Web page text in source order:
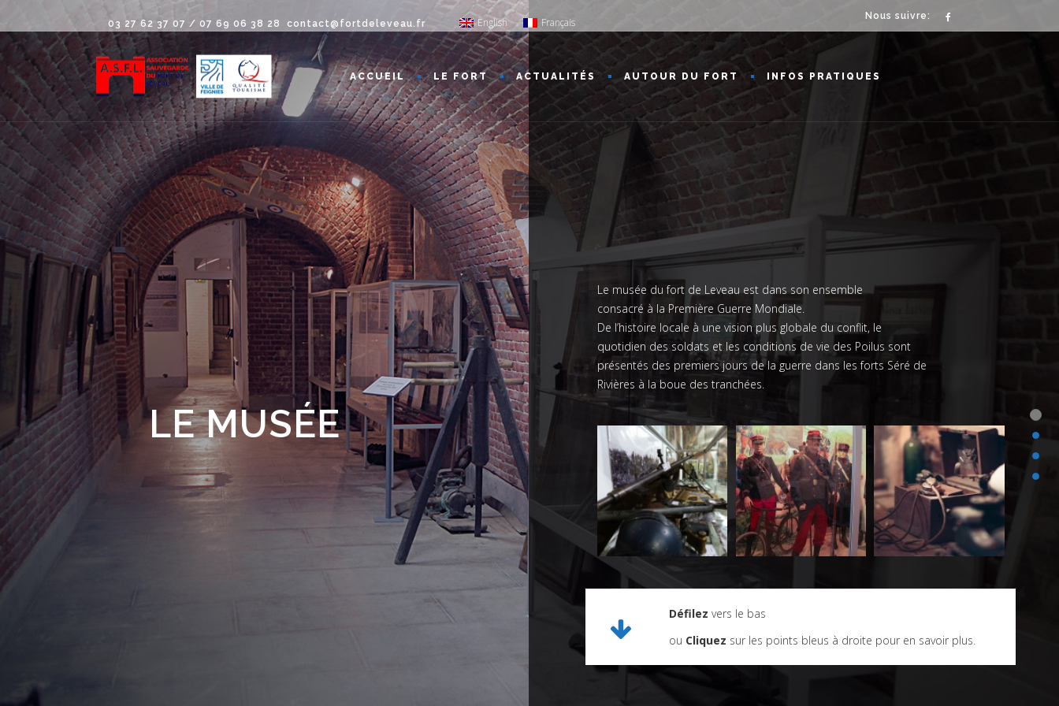
03 27 62 37 07 / 07 69 06 38 28 contact@fortdeleveau.fr English Français Nous suivre:
ACCUEIL LE FORT ACTUALITÉS AUTOUR DU FORT INFOS PRATIQUES
LE MUSÉE
Le musée du fort de Leveau est dans son ensemble
consacré à la Première Guerre Mondiale.
De l’histoire locale à une vision plus globale du conflit, le
quotidien des soldats et les conditions de vie des Poilus sont
présentés des premiers jours de la guerre dans les forts Séré de
Rivières à la boue des tranchées.
Défilez vers le bas
ou Cliquez sur les points bleus à droite pour en savoir plus.